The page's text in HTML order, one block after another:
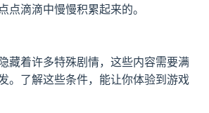
点滴滴中慢慢积累起来的。
藏着许多特殊剧情，这些内容需要满
。了解这些条件，能让你体验到游戏